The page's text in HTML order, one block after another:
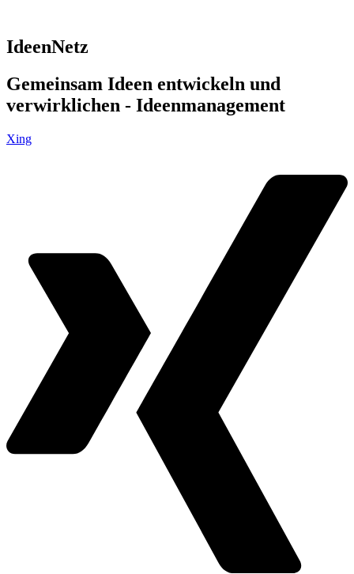
IdeenNetz
Gemeinsam Ideen entwickeln und
verwirklichen - Ideenmanagement
Xing